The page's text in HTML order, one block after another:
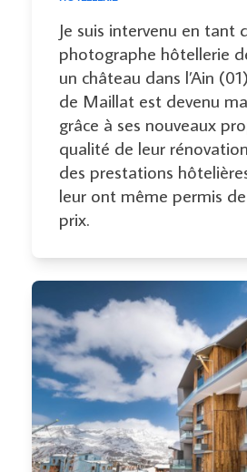
Je suis intervenu en tant
photographe hôtellerie
un château dans l’Ain
de Maillat est devenu
grâce à ses nouveaux
qualité de leur
des prestations
leur ont même permis
prix.